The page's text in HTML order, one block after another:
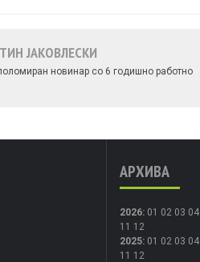
ЈАКОВЛЕСКИ
новинар со 6 годишно работно
АРХИВА
2026: 01 02 03 04
11 12
2025: 01 02 03 04
11 12